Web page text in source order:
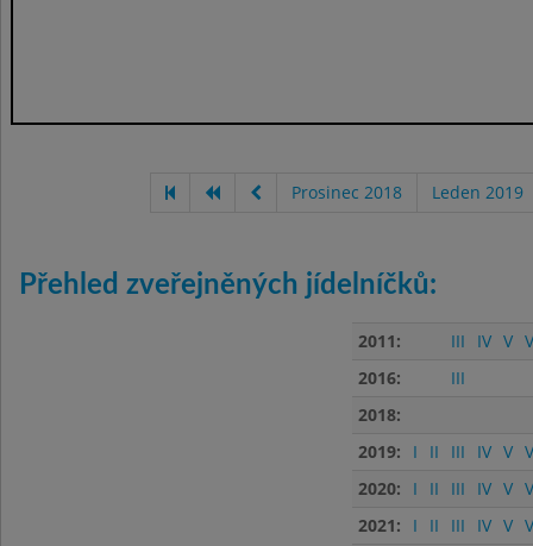
Prosinec 2018 Leden 2019
Přehled zveřejněných jídelníčků:
2011: III IV V
2016:
III
2018:
2019:
I II III IV V
2020:
I II III IV V
2021:
I II III IV V